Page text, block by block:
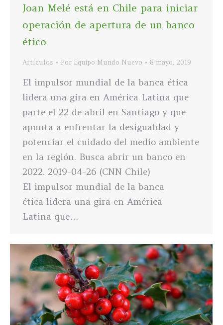
Joan Melé está en Chile para iniciar
operación de apertura de un banco
ético
Artículos Por Equipo Mundo Nuevo 8 mayo, 2019
El impulsor mundial de la banca ética
lidera una gira en América Latina que
parte el 22 de abril en Santiago y que
apunta a enfrentar la desigualdad y
potenciar el cuidado del medio ambiente
en la región. Busca abrir un banco en
2022. 2019-04-26 (CNN Chile)
El impulsor mundial de la banca
ética lidera una gira en América
Latina que…